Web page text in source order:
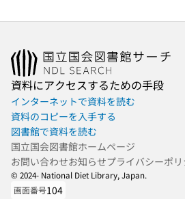
資料にアクセスするための手段
インターネットで資料を読む
資料のコピーを入手する
図書館で資料を読む
国立国会図書館ホームページ
お問い合わせお知らせプライバシーポ
© 2024- National Diet Library, Japan.
画面番号104